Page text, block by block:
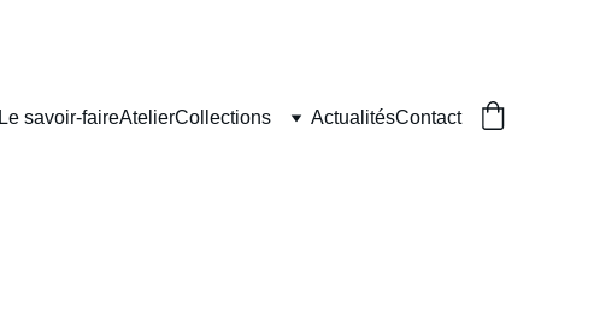
Le savoir-faireAtelierCollections ActualitésContact